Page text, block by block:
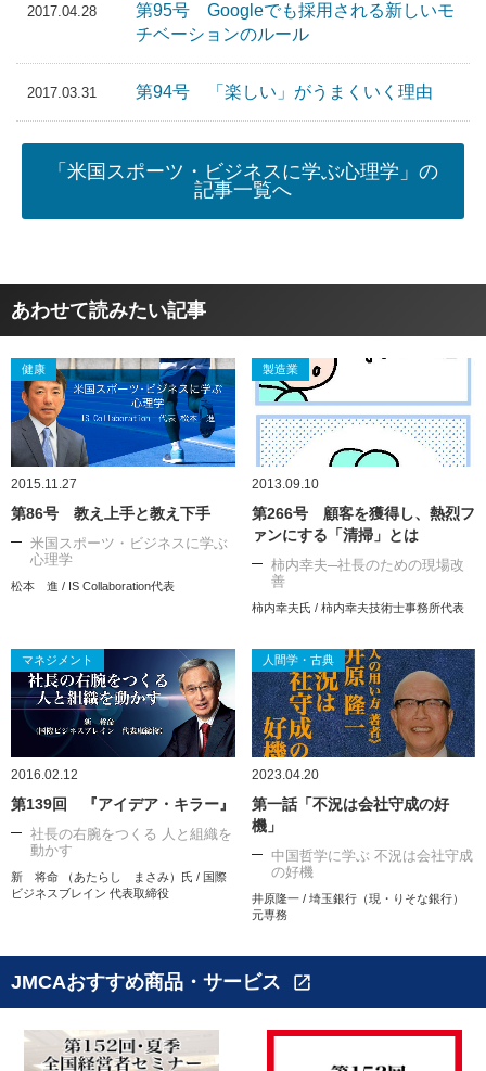
2017.04.28
第95号 Googleでも採用される新しいモ
チベーションのルール
2017.03.31 第94号 「楽しい」がうまくいく理由
「米国スポーツ・ビジネスに学ぶ心理学」の
記事一覧へ
あわせて読みたい記事
健康
2015.11.27
第86号 教え上手と教え下手
米国スポーツ・ビジネスに学ぶ
心理学
松本 進 / IS Collaboration代表
製造業
2013.09.10
第266号 顧客を獲得し、熱烈フ
ァンにする「清掃」とは
柿内幸夫─社長のための現場改
善
柿内幸夫氏 / 柿内幸夫技術士事務所代表
マネジメント
2016.02.12
第139回 『アイデア・キラー』
社長の右腕をつくる 人と組織を
動かす
新 将命 （あたらし まさみ）氏 / 国際
ビジネスブレイン 代表取締役
人間学・古典
2023.04.20
第一話「不況は会社守成の好
機」
中国哲学に学ぶ 不況は会社守成
の好機
井原隆一 / 埼玉銀行（現・りそな銀行）
元専務
JMCAおすすめ商品・サービス open_in_new